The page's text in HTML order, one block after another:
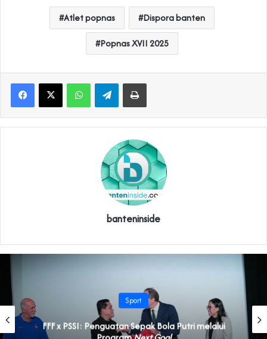
Atlet popnas Dispora banten
Popnas XVII 2025
WhatsAppTelegramPrint
banteninside
Sport
FFF x PSSI: Penguatan Sepak Bola Putri melalui